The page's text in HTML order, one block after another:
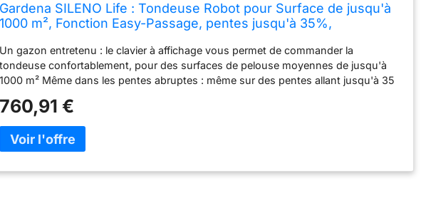
Gardena SILENO Life : Tondeuse Robot pour Surface de jusqu'à
1000 m², Fonction Easy-Passage, pentes jusqu'à 35%,
Un gazon entretenu : le clavier à affichage vous permet de commander la
tondeuse confortablement, pour des surfaces de pelouse moyennes de jusqu'à
1000 m² Même dans les pentes abruptes : même sur des pentes allant jusqu'à 35
intelligent : le SILENO life détecte de lui-même les passages étroits et les tond de
manière fiable et sans laisser de traces Silencieux et écologique : fonctionnement
silencieux, pour vous et pour vos voisins. Avec technologie de batterie lithium-
ions pour une longue durée de vie La livraison comprend : 1 Gardena SILENO life, 1
câble périphérique de 200 m, 300 cavaliers, 4 connecteurs, 5 raccords de câble
760,91 €